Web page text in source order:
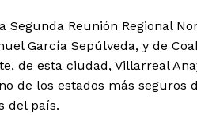
Segunda Reunión Regional
García Sepúlveda, y de
de esta ciudad, Villarreal
de los estados más
del país.